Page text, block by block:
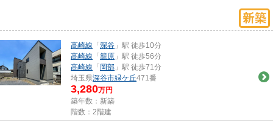
高崎線 「深谷 」駅 徒歩10分
高崎線 「籠原 」駅 徒歩56分
高崎線 「岡部 」駅 徒歩71分
埼玉県深谷市緑ケ丘471番
3,280万円
築年数：新築
階数：2階建